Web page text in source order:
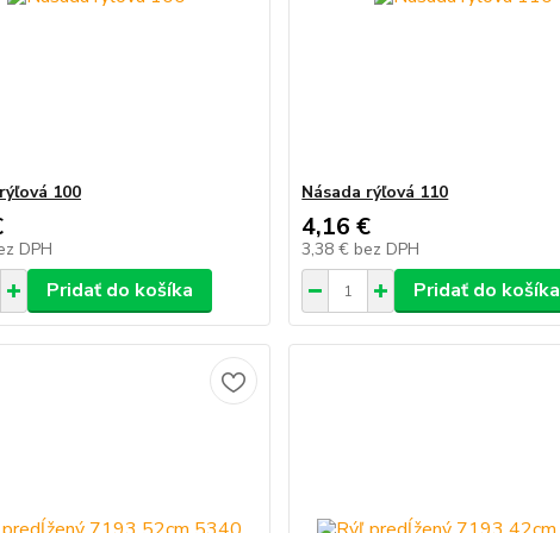
100
DPH
Pridať do košíka
Násada rýľová 110
4,16 €
3,38 € bez DPH
Pridať do košíka